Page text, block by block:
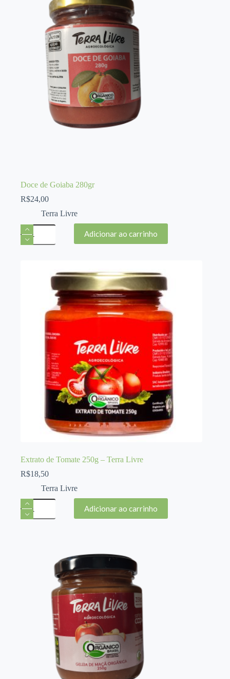
Doce de Goiaba 280gr
R$24,00
Terra Livre
Doce
de
Goiaba
Adicionar ao carrinho
Extrato de Tomate 250g – Terra Livre
R$18,50
Terra Livre
Extrato
de
Tomate
quantidade
Adicionar ao carrinho